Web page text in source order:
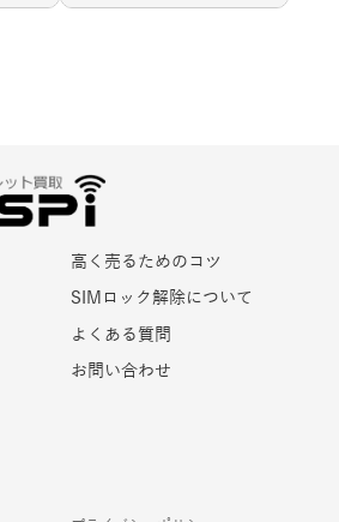
高く売るためのコツ
SIMロック解除について
よくある質問
お問い合わせ